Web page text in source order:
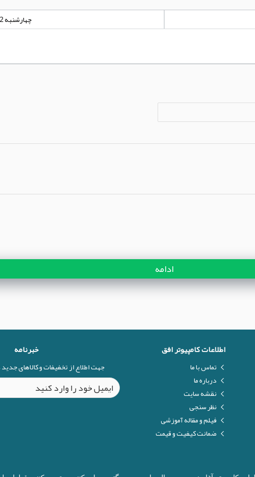
چهارشنبه 12 شهریور 1404 - 00:00:00
ادامه
اطلاعات کامپیوتر افق
تماس با ما
درباره ما
نقشه سایت
نظر سنجی
فیلم و مقاله آموزشی
ضمانت کیفیت و قیمت
خبرنامه
جهت اطلاع از تخفیفات و کالاهای